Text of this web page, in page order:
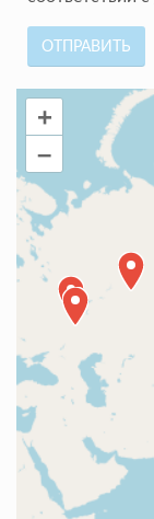
ОТПРАВИТЬ
+
–